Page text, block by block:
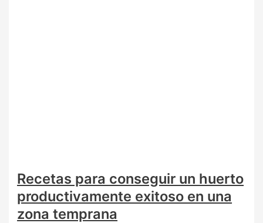
Recetas para conseguir un huerto
productivamente exitoso en una
zona temprana